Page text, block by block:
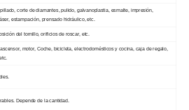
corte de diamantes, pulido, galvanoplastia, esmalte, impresión,
estampación, prensado hidráulico, etc.
del tornillo, orificios de roscar, etc.
motor, Coche, bicicleta, electrodomésticos y cocina, caja de regalo,
Depende de la cantidad.